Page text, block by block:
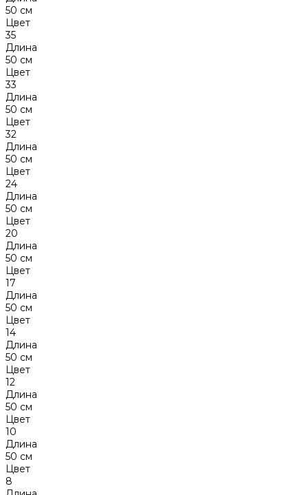
50 см
Цвет
35
Длина
50 см
Цвет
33
Длина
50 см
Цвет
32
Длина
50 см
Цвет
24
Длина
50 см
Цвет
20
Длина
50 см
Цвет
17
Длина
50 см
Цвет
14
Длина
50 см
Цвет
12
Длина
50 см
Цвет
10
Длина
50 см
Цвет
8